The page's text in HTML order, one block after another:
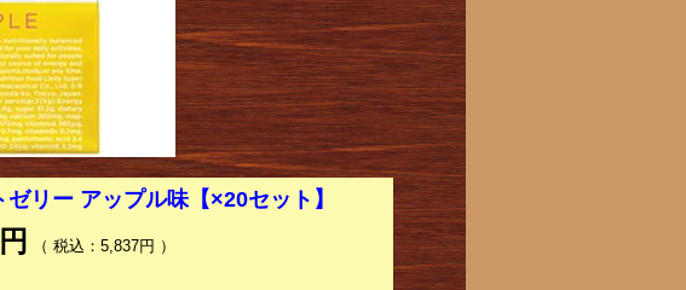
リー アップル味【×20セット】
（ 税込：5,837円 ）